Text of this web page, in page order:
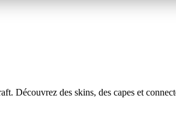
Découvrez des skins, des capes et